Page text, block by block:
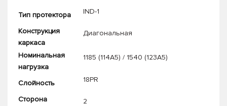
Тип протектора IND-1
Конструкция
каркаса
Диагональная
Номинальная
нагрузка
1185 (114A5) / 1540 (123A5)
Слойность 18PR
Сторона
2